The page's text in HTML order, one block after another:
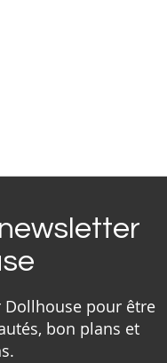
Dollhouse pour être
bon plans et